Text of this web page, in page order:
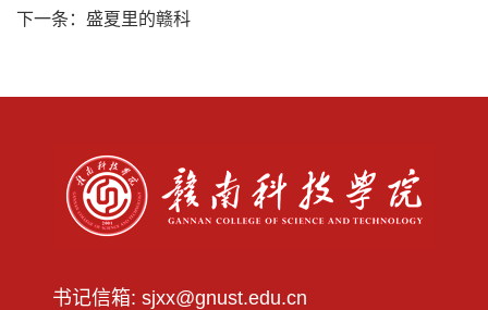
下一条： 盛夏里的赣科
书记信箱: sjxx@gnust.edu.cn